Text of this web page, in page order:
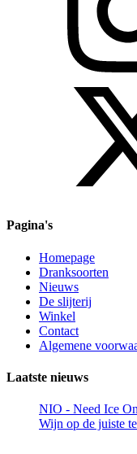
Pagina's
Homepage
Dranksoorten
Nieuws
De slijterij
Winkel
Contact
Algemene
Laatste nieuws
NIO - Need Ice
Wijn op de juiste